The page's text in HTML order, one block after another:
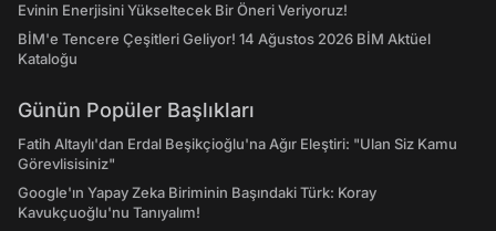
Evinin Enerjisini Yükseltecek Bir Öneri Veriyoruz!
BİM'e Tencere Çeşitleri Geliyor! 14 Ağustos 2026 BİM Aktüel
Kataloğu
Günün Popüler Başlıkları
Fatih Altaylı'dan Erdal Beşikçioğlu'na Ağır Eleştiri: "Ulan Siz Kamu
Görevlisisiniz"
Google'ın Yapay Zeka Biriminin Başındaki Türk: Koray
Kavukçuoğlu'nu Tanıyalım!